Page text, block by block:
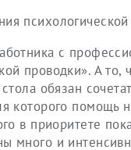
с
проводки». А
обязан
которого
в приоритете
много и